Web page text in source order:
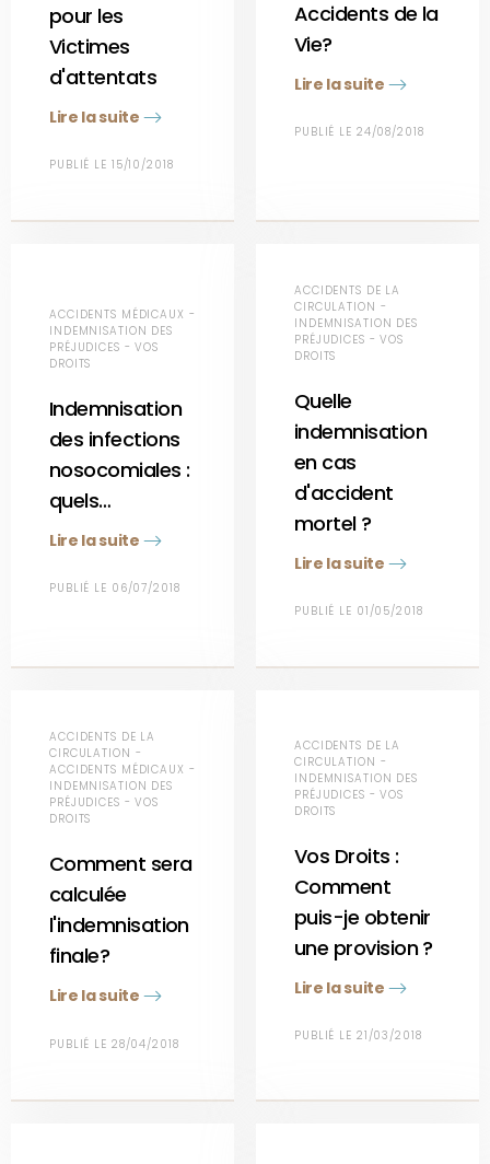
pour les
Victimes
d'attentats
Lire la suite
PUBLIÉ LE 15/10/2018
Accidents de la
Vie?
Lire la suite
PUBLIÉ LE 24/08/2018
ACCIDENTS MÉDICAUX -
INDEMNISATION DES
PRÉJUDICES - VOS
DROITS
Indemnisation
des infections
nosocomiales :
quels…
Lire la suite
PUBLIÉ LE 06/07/2018
ACCIDENTS DE LA
CIRCULATION -
INDEMNISATION DES
PRÉJUDICES - VOS
DROITS
Quelle
indemnisation
en cas
d'accident
mortel ?
Lire la suite
PUBLIÉ LE 01/05/2018
ACCIDENTS DE LA
CIRCULATION -
ACCIDENTS MÉDICAUX -
INDEMNISATION DES
PRÉJUDICES - VOS
DROITS
Comment sera
calculée
l'indemnisation
finale?
Lire la suite
PUBLIÉ LE 28/04/2018
ACCIDENTS DE LA
CIRCULATION -
INDEMNISATION DES
PRÉJUDICES - VOS
DROITS
Vos Droits :
Comment
puis-je obtenir
une provision ?
Lire la suite
PUBLIÉ LE 21/03/2018